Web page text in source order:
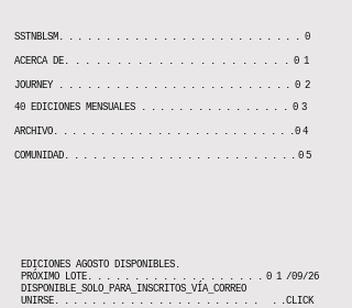
SSTNBLSM ..........................0
ACERCA DE ...................... 01
JOURNEY
.........................02
40 EDICIONES MENSUALES
................03
ARCHIVO ......................... .04
COMUNIDAD ........................ .05
EDICIONES AGOSTO DISPONIBLES.
PRÓXIMO LOTE ...................01 /09/26
DISPONIBLE_SOLO_PARA_INSCRITOS_VÍA_CORREO
UNIRSE ...................... . .CLICK